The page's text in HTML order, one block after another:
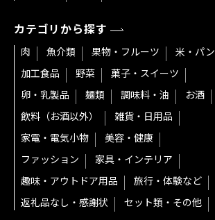
カテゴリから探す
肉 魚介類 果物・フルーツ
米・パン
加工食品
野菜
菓子・スイーツ
卵・乳製品
麺類 調味料・油
お酒
飲料（お酒以外）
雑貨・日用品
家電・電気小物
美容・健康
ファッション
家具・インテリア
趣味・アウトドア用品
旅行・体験など
返礼品なし・感謝状
セット類・その他